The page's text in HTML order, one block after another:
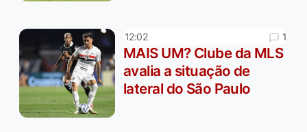
12:02 1
MAIS UM? Clube da MLS
avalia a situação de
lateral do São Paulo